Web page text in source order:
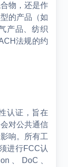
物，还是作
的产品（如
产品、纺织
法规的约
认证，旨在
对公共通信
响。所有工
进行FCC认
、DoC、